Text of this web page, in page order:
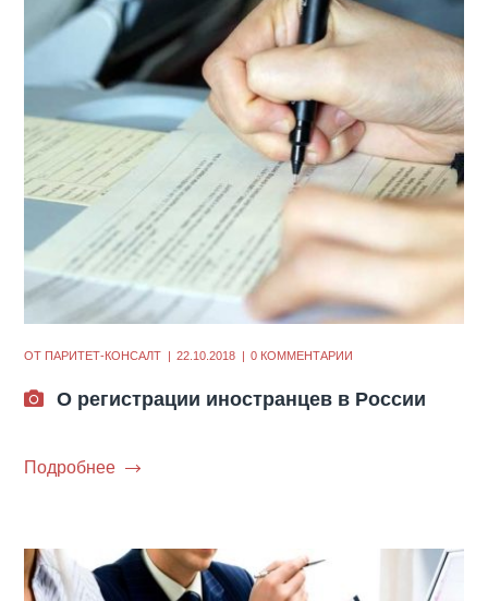
ОТ ПАРИТЕТ-КОНСАЛТ 22.10.2018 0 КОММЕНТАРИИ
О регистрации иностранцев в России
Подробнее